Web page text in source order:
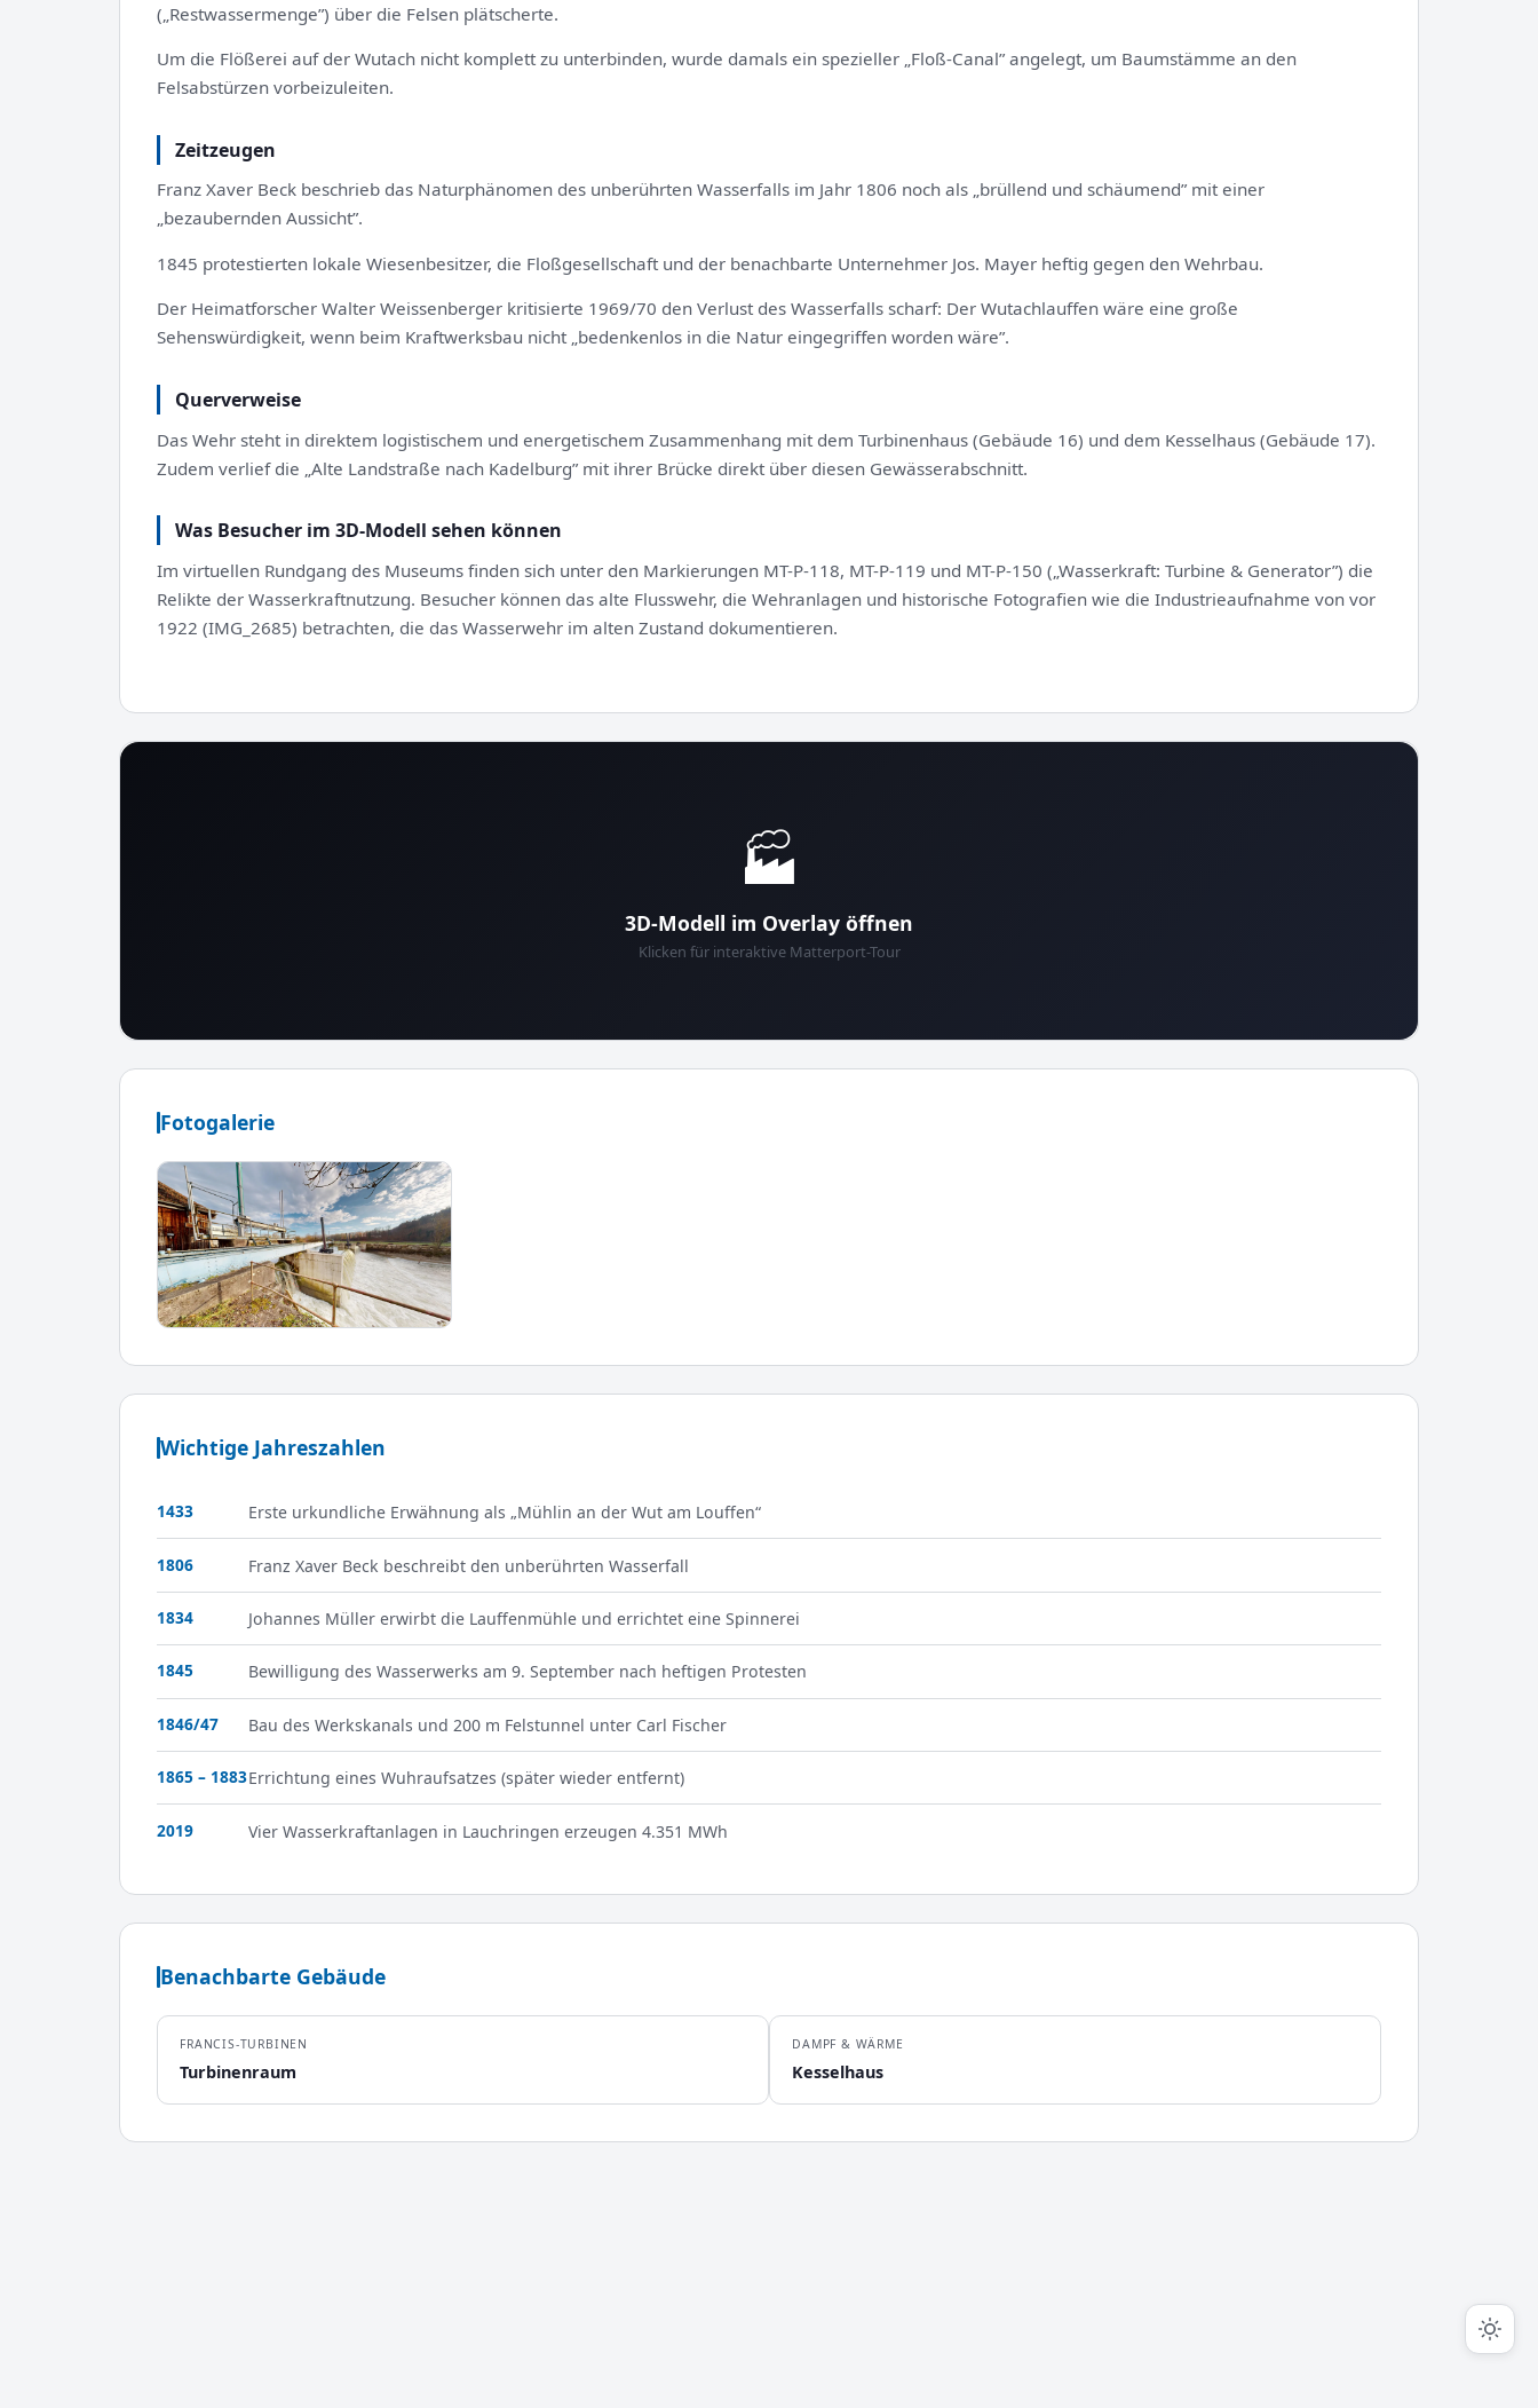
(„Restwassermenge”) über die Felsen plätscherte.
Um die Flößerei auf der Wutach nicht komplett zu unterbinden, wurde damals ein spezieller „Floß-Canal” angelegt, um Baumstämme an den
Felsabstürzen vorbeizuleiten.
Zeitzeugen
Franz Xaver Beck beschrieb das Naturphänomen des unberührten Wasserfalls im Jahr 1806 noch als „brüllend und schäumend” mit einer
„bezaubernden Aussicht”.
1845 protestierten lokale Wiesenbesitzer, die Floßgesellschaft und der benachbarte Unternehmer Jos. Mayer heftig gegen den Wehrbau.
Der Heimatforscher Walter Weissenberger kritisierte 1969/70 den Verlust des Wasserfalls scharf: Der Wutachlauffen wäre eine große
Sehenswürdigkeit, wenn beim Kraftwerksbau nicht „bedenkenlos in die Natur eingegriffen worden wäre”.
Querverweise
Das Wehr steht in direktem logistischem und energetischem Zusammenhang mit dem Turbinenhaus (Gebäude 16) und dem Kesselhaus (Gebäude 17).
Zudem verlief die „Alte Landstraße nach Kadelburg” mit ihrer Brücke direkt über diesen Gewässerabschnitt.
Was Besucher im 3D-Modell sehen können
Im virtuellen Rundgang des Museums finden sich unter den Markierungen MT-P-118, MT-P-119 und MT-P-150 („Wasserkraft: Turbine & Generator”) die
Relikte der Wasserkraftnutzung. Besucher können das alte Flusswehr, die Wehranlagen und historische Fotografien wie die Industrieaufnahme von vor
1922 (IMG_2685) betrachten, die das Wasserwehr im alten Zustand dokumentieren.
🏭
3D-Modell im Overlay öffnen
Klicken für interaktive Matterport-Tour
Fotogalerie
Wichtige Jahreszahlen
1433 Erste urkundliche Erwähnung als „Mühlin an der Wut am Louffen“
1806 Franz Xaver Beck beschreibt den unberührten Wasserfall
1834 Johannes Müller erwirbt die Lauffenmühle und errichtet eine Spinnerei
1845 Bewilligung des Wasserwerks am 9. September nach heftigen Protesten
1846/47 Bau des Werkskanals und 200 m Felstunnel unter Carl Fischer
1865 – 1883Errichtung eines Wuhraufsatzes (später wieder entfernt)
2019 Vier Wasserkraftanlagen in Lauchringen erzeugen 4.351 MWh
Benachbarte Gebäude
FRANCIS-TURBINEN
Turbinenraum
DAMPF & WÄRME
Kesselhaus